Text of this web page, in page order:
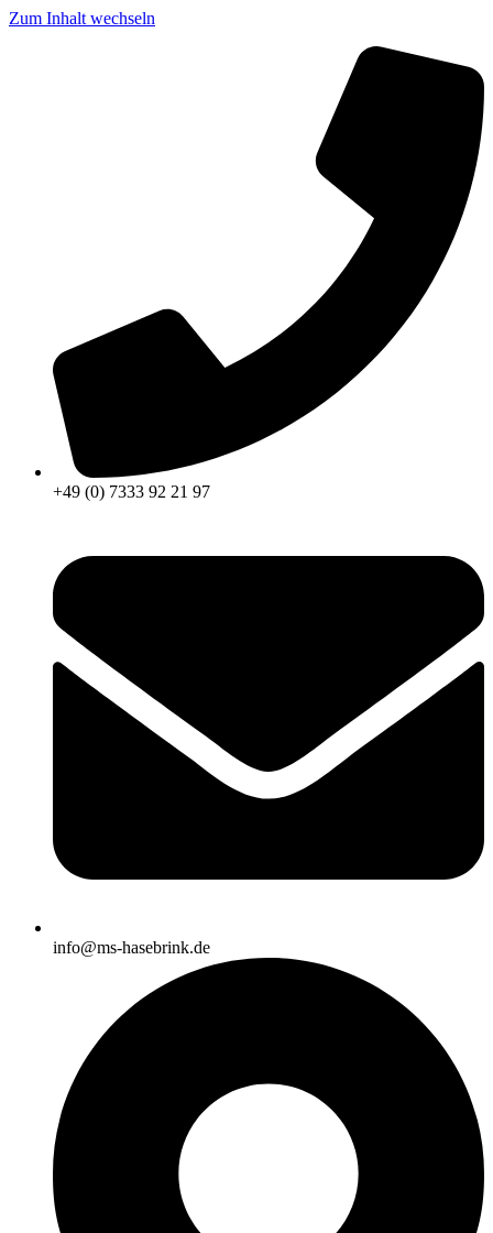
Zum Inhalt wechseln
+49 (0) 7333 92 21 97
info@ms-hasebrink.de